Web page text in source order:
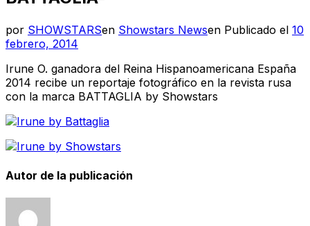
por SHOWSTARSen Showstars Newsen Publicado el 10
febrero, 2014
Irune O. ganadora del Reina Hispanoamericana España
2014 recibe un reportaje fotográfico en la revista rusa
con la marca BATTAGLIA by Showstars
Autor de la publicación